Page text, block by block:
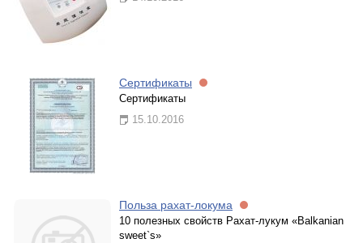
Сертификаты
Сертификаты
15.10.2016
Польза рахат-локума
10 полезных свойств Рахат-лукум «Balkanian
sweet`s»